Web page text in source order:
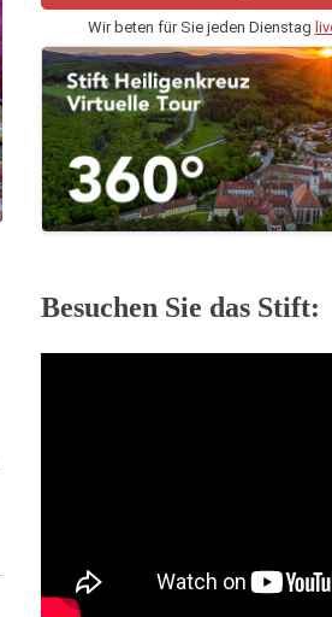
Wir beten für Sie jeden Dienstag
Besuchen Sie das Stift: